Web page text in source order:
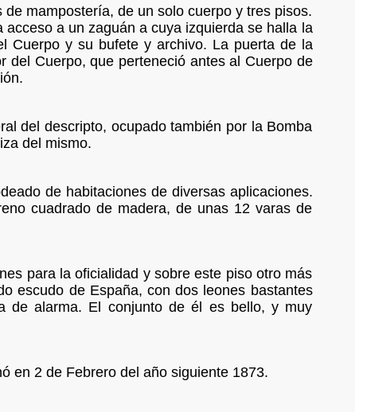
mampostería, de un solo cuerpo y tres pisos.
a un zaguán a cuya izquierda se halla la
Cuerpo y su bufete y archivo. La puerta de la
del Cuerpo, que perteneció antes al Cuerpo de
del descripto, ocupado también por la Bomba
del mismo.
de habitaciones de diversas aplicaciones.
cuadrado de madera, de unas 12 varas de
para la oficialidad y sobre este piso otro más
escudo de España, con dos leones bastantes
de alarma. El conjunto de él es bello, y muy
en 2 de Febrero del año siguiente 1873.